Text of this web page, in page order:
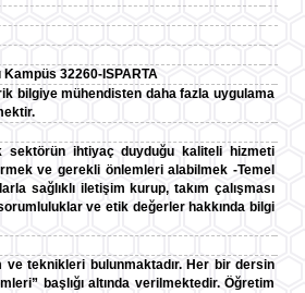
32260-ISPARTA
bilgiye mühendisten daha fazla uygulama
sektörün ihtiyaç duyduğu kaliteli hizmeti
ve gerekli önlemleri alabilmek -Temel
sağlıklı iletişim kurup, takım çalışması
ve etik değerler hakkında bilgi
teknikleri bulunmaktadır. Her bir dersin
başlığı altında verilmektedir. Öğretim